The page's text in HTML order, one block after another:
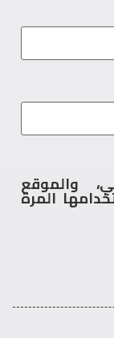
والموقع
المرة